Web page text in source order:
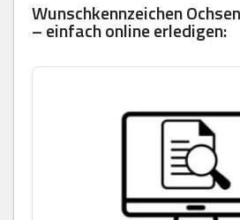
Wunschkennzeichen
– einfach online erledigen: